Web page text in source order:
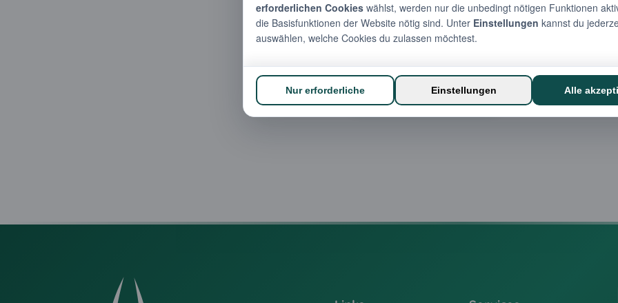
FC-Grußkarte
0,00 €
"Danke"-Grußkarte
1,00 €
In winkelwagen